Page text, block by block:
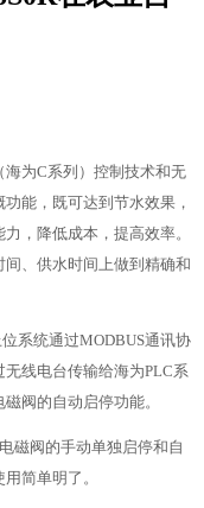
海为C系列） 控制技术和无
功能，既可达到节水效果，
，降低成本，提高效率。
间、供水时间 上做到精确和
位系统通过MODBUS通讯协
无线电台传输给海为PLC系
阀的自动启停功能。
磁阀的手动单独启停和自
简单明了。